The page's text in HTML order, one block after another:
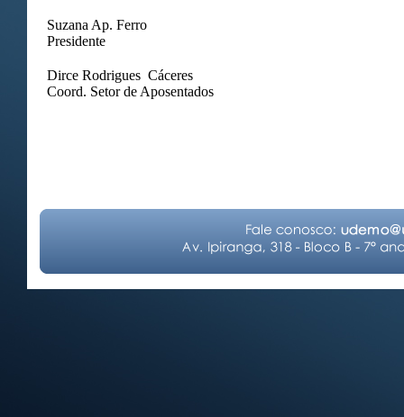
Suzana Ap. Ferro
Presidente
Dirce Rodrigues Cáceres
Coord. Setor de Aposentados